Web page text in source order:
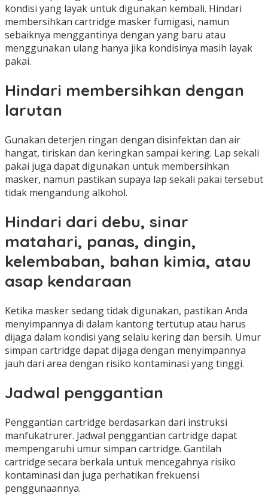
kondisi yang layak untuk digunakan kembali. Hindari
membersihkan cartridge masker fumigasi, namun
sebaiknya menggantinya dengan yang baru atau
menggunakan ulang hanya jika kondisinya masih layak
pakai.
Hindari membersihkan dengan
larutan
Gunakan deterjen ringan dengan disinfektan dan air
hangat, tiriskan dan keringkan sampai kering. Lap sekali
pakai juga dapat digunakan untuk membersihkan
masker, namun pastikan supaya lap sekali pakai tersebut
tidak mengandung alkohol.
Hindari dari debu, sinar
matahari, panas, dingin,
kelembaban, bahan kimia, atau
asap kendaraan
Ketika masker sedang tidak digunakan, pastikan Anda
menyimpannya di dalam kantong tertutup atau harus
dijaga dalam kondisi yang selalu kering dan bersih. Umur
simpan cartridge dapat dijaga dengan menyimpannya
jauh dari area dengan risiko kontaminasi yang tinggi.
Jadwal penggantian
Penggantian cartridge berdasarkan dari instruksi
manfukatrurer. Jadwal penggantian cartridge dapat
mempengaruhi umur simpan cartridge. Gantilah
cartridge secara berkala untuk mencegahnya risiko
kontaminasi dan juga perhatikan frekuensi
penggunaannya.